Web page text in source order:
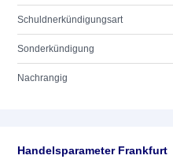
Schuldnerkündigungsart
Sonderkündigung
Nachrangig
Handelsparameter Frankfurt